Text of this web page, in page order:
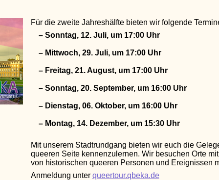
Für die zweite Jahreshälfte bieten wir folgende
– Sonntag, 12. Juli, um 17:00 Uhr
– Mittwoch, 29. Juli, um 17:00 Uhr
– Freitag, 21. August, um 17:00 Uhr
– Sonntag, 20. September, um 16:00 Uhr
– Dienstag, 06. Oktober, um 16:00 Uhr
– Montag, 14. Dezember, um 15:30 Uhr
Mit unserem Stadtrundgang bieten wir euch die
queeren Seite kennenzulernen. Wir besuchen Orte
von historischen queeren Personen und Ereignissen
Anmeldung unter queertour.qbeka.de